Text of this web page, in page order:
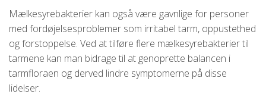
Mælkesyrebakterier kan også være gavnlige for personer
med fordøjelsesproblemer som irritabel tarm, oppustethed
og forstoppelse. Ved at tilføre flere mælkesyrebakterier til
tarmene kan man bidrage til at genoprette balancen i
tarmfloraen og derved lindre symptomerne på disse
lidelser.